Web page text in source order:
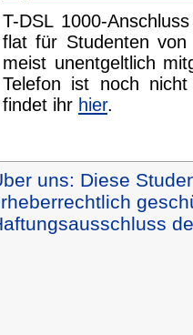
T-DSL 1000-
flat für Studenten
meist unentgeltlich
Telefon ist noch
findet ihr hier.
uns: Diese